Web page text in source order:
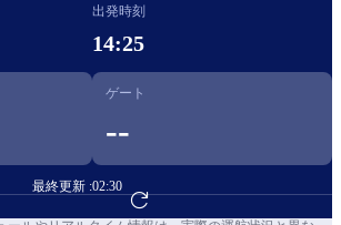
出発時刻
14:25
ゲート
--
最終更新 :02:30
フライト予約へ